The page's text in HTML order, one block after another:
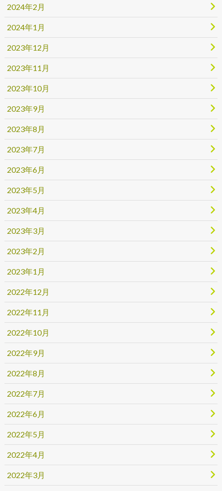
2024年2月
2024年1月
2023年12月
2023年11月
2023年10月
2023年9月
2023年8月
2023年7月
2023年6月
2023年5月
2023年4月
2023年3月
2023年2月
2023年1月
2022年12月
2022年11月
2022年10月
2022年9月
2022年8月
2022年7月
2022年6月
2022年5月
2022年4月
2022年3月